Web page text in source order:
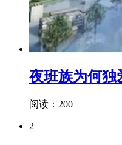
夜班族为何独
阅读：200
2